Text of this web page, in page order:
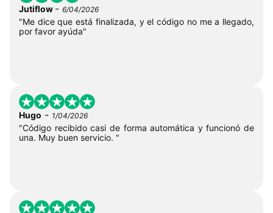
Jutiflow - 6/04/2026
"Me dice que está finalizada, y el código no me a llegado,
por favor ayúda"
Hugo - 1/04/2026
"Código recibido casi de forma automática y funcionó de
una. Muy buen servicio. "